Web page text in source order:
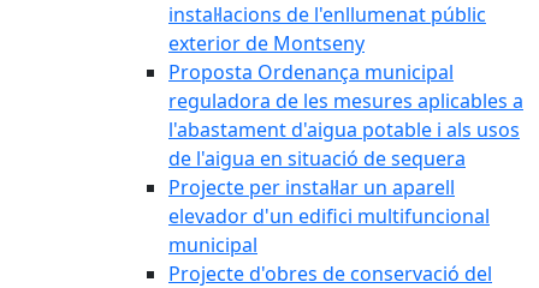
instal·lacions de l'enllumenat públic
exterior de Montseny
Proposta Ordenança municipal
reguladora de les mesures aplicables a
l'abastament d'aigua potable i als usos
de l'aigua en situació de sequera
Projecte per instal·lar un aparell
elevador d'un edifici multifuncional
municipal
Projecte d'obres de conservació del